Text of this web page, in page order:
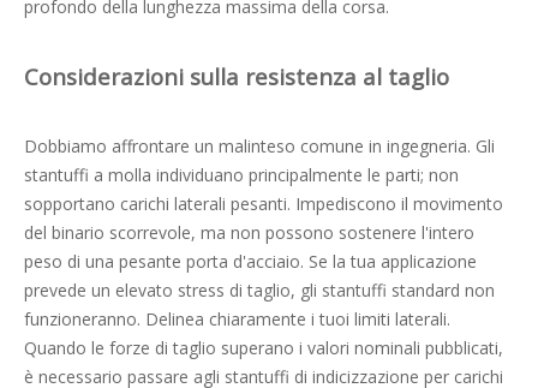
profondo della lunghezza massima della corsa.
Considerazioni sulla resistenza al taglio
Dobbiamo affrontare un malinteso comune in ingegneria. Gli
stantuffi a molla individuano principalmente le parti; non
sopportano carichi laterali pesanti. Impediscono il movimento
del binario scorrevole, ma non possono sostenere l'intero
peso di una pesante porta d'acciaio. Se la tua applicazione
prevede un elevato stress di taglio, gli stantuffi standard non
funzioneranno. Delinea chiaramente i tuoi limiti laterali.
Quando le forze di taglio superano i valori nominali pubblicati,
è necessario passare agli stantuffi di indicizzazione per carichi